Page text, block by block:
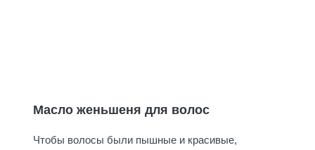
Масло женьшеня для волос
Чтобы волосы были пышные и красивые,